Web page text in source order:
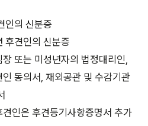
인의 신분증
후견인의 신분증
또는 미성년자의 법정대리인,
동의서, 재외공관 및 수감기관
인은 후견등기사항증명서 추가